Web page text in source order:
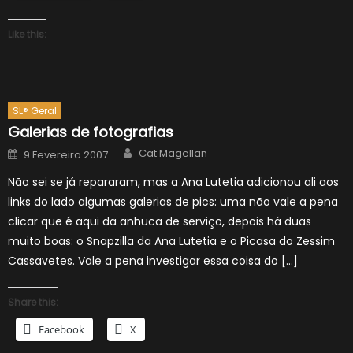
Like this:
SL® Geral
Galerias de fotografias
Posted
on
9 Fevereiro 2007 Author
Cat Magellan
Não sei se já repararam, mas a Ana Lutetia adicionou ali aos
links do lado algumas galerias de pics: uma não vale a pena
clicar que é aqui da anhuca de serviço, depois há duas
muito boas: o Snapzilla da Ana Lutetia e o Picasa do Zessim
Cassavetes. Vale a pena investigar essa coisa do […]
Share this:
Facebook X